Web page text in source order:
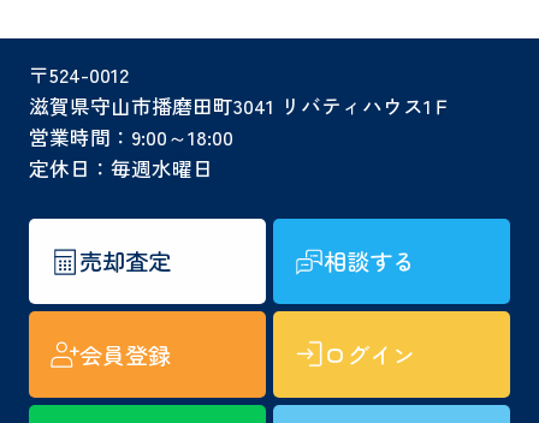
〒524-0012
滋賀県守山市播磨田町3041 リバティハウス1Ｆ
営業時間：9:00～18:00
定休日：毎週水曜日
売却査定 相談する
会員登録 ログイン